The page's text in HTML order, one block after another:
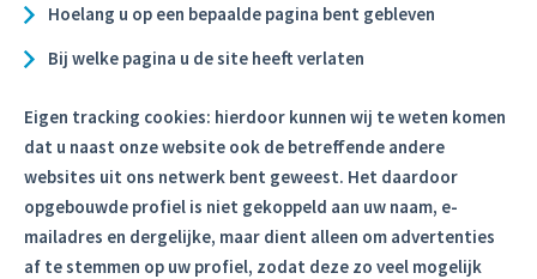
Hoelang u op een bepaalde pagina bent gebleven
Bij welke pagina u de site heeft verlaten
Eigen tracking cookies: hierdoor kunnen wij te weten komen
dat u naast onze website ook de betreffende andere
websites uit ons netwerk bent geweest. Het daardoor
opgebouwde profiel is niet gekoppeld aan uw naam, e-
mailadres en dergelijke, maar dient alleen om advertenties
af te stemmen op uw profiel, zodat deze zo veel mogelijk